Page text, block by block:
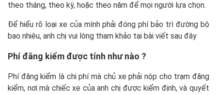
theo tháng, theo kỳ, hoặc theo năm để mọi người lựa chọn.
Để hiểu rõ loại xe của mình phải đóng phí bảo trì đường bộ
bao nhiêu, anh chị vui lòng tham khảo tại bài viết sau đây
Phí đăng kiểm được tính như nào ?
Phí đăng kiểm là chi phí mà chủ xe phải nộp cho trạm đăng
kiểm, nơi mà chiếc xe của anh chị được kiểm định, và quyết